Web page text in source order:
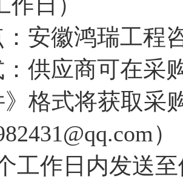
安徽鸿瑞工程
供应商可在采
》格式将获取采
）
工作日内发送